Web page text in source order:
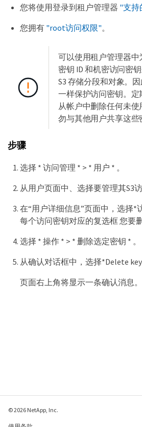
您将使用登录到租户管理器 "支持
您拥有 "root访问权限"。
可以使用租户管理器中
密钥 ID 和机密访问密
S3 存储分段和对象。
一样保护访问密钥。定
从帐户中删除任何未
勿与其他用户共享这些
步骤
选择 * 访问管理 * > * 用户 * 。
从用户页面中、选择要管理其S3
在“用户详细信息”页面中，选择*
每个访问密钥对应的复选框 您要删
选择 * 操作 * > * 删除选定密钥 * 。
从确认对话框中，选择*Delete
页面右上角将显示一条确认消息。
© 2026 NetApp, Inc.